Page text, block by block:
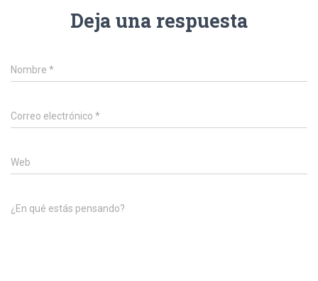
Deja una respuesta
Nombre *
Correo electrónico *
Web
¿En qué estás pensando?